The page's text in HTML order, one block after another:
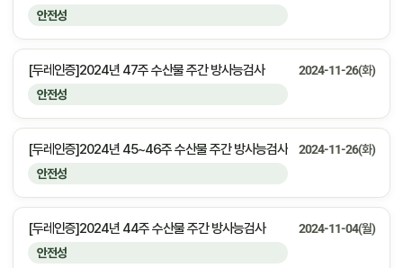
안전성
안전성
[두레인증]2024년 47주 수산물 주간 방사능검사 2024-11-26(화)
안전성
[두레인증]2024년 45~46주 수산물 주간 방사능검사 2024-11-26(화)
안전성
[두레인증]2024년 44주 수산물 주간 방사능검사 2024-11-04(월)